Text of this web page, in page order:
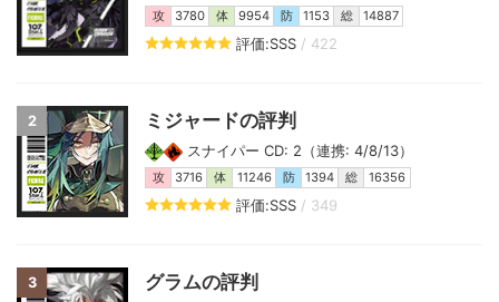
攻 3780 体 9954 防 1153 総 14887
評価:SSS / 422
2 ミジャードの評判
スナイパー CD: 2（連携: 4/8/13）
攻 3716 体 11246 防 1394 総 16356
評価:SSS / 349
3 グラムの評判